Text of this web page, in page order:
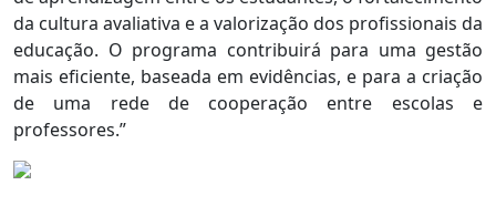
da cultura avaliativa e a valorização dos profissionais da
educação. O programa contribuirá para uma gestão
mais eficiente, baseada em evidências, e para a criação
de uma rede de cooperação entre escolas e
professores.”